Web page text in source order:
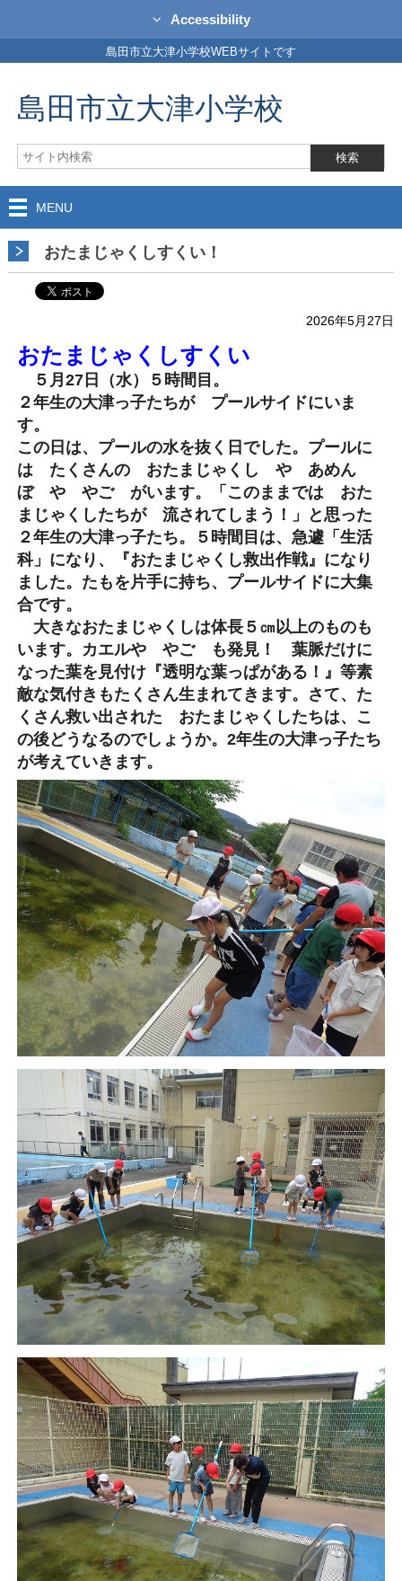
Accessibility
島田市立大津小学校WEBサイトです
島田市立大津小学校
MENU
おたまじゃくしすくい！
2026年5月27日
おたまじゃくしすくい
５月27日（水）５時間目。
２年生の大津っ子たちが プールサイドにいま
す。
この日は、プールの水を抜く日でした。プールに
は たくさんの おたまじゃくし や あめん
ぼ や やご がいます。「このままでは おた
まじゃくしたちが 流されてしまう！」と思った
２年生の大津っ子たち。５時間目は、急遽「生活
科」になり、『おたまじゃくし救出作戦』になり
ました。たもを片手に持ち、プールサイドに大集
合です。
大きなおたまじゃくしは体長５㎝以上のものも
います。カエルや やご も発見！ 葉脈だけに
なった葉を見付け『透明な葉っぱがある！』等素
敵な気付きもたくさん生まれてきます。さて、た
くさん救い出された おたまじゃくしたちは、こ
の後どうなるのでしょうか。2年生の大津っ子たち
が考えていきます。